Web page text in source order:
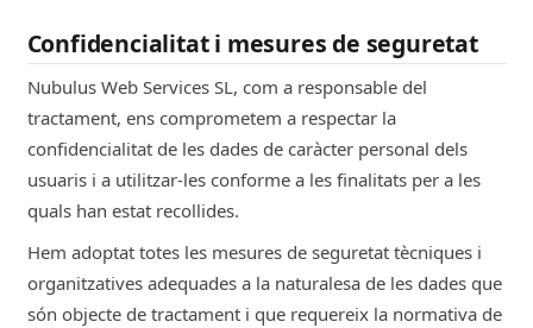
Confidencialitat i mesures de seguretat
Nubulus Web Services SL, com a responsable del
tractament, ens comprometem a respectar la
confidencialitat de les dades de caràcter personal dels
usuaris i a utilitzar-les conforme a les finalitats per a les
quals han estat recollides.
Hem adoptat totes les mesures de seguretat tècniques i
organitzatives adequades a la naturalesa de les dades que
són objecte de tractament i que requereix la normativa de